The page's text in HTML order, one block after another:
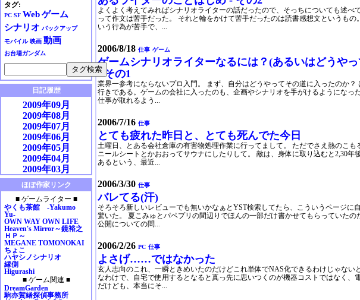
よくよく考えてみればシナリオライターの話だったので、そっちについても述べ
って作文は苦手だった。 それと輪をかけて苦手だったのは読書感想文というもの
いう行為が苦手で、...
2006/8/18 仕事 ゲーム
ゲームシナリオライターなるには？(あるいはどうや
- その1
業界一参考にならないプロ入門。 まず、自分はどうやってその道に入ったのか？
行きである。ゲームの会社に入ったのも、企画やシナリオを手がけるようになっ
仕事が取れるよう...
2006/7/16 仕事
とても疲れた昨日と、とても死んでた今日
土曜日、とある会社倉庫の有害物処理作業に行ってまして。 ただでさえ熱のこも
ニールシートとかおおってサウナにしたりして。 敵は、身体に取り込むと2,30年
あるという、最近...
2006/3/30 仕事
バレてる(汗)
そろそろ新しいレビューでも無いかなぁとYST検索してたら、こういうページに
驚いた。 夏こみゅとパペプリの間辺りでほんの一部だけ書かせてもらっていたの
公開についての問...
2006/2/26 PC 仕事
よさげ……ではなかった
玄人志向のこれ、一瞬ときめいたのだけどこれ単体でNAS化できるわけじゃない
なわけで、自宅で使用するとなると真っ先に思いつくのが機器コストではなく、
だけども、本当にそ...
タグ:
PC SF Webゲーム
シナリオ バックアップ
モバイル 映画 動画
お台場ガンダム
日記履歴
2009年09月
2009年08月
2009年07月
2009年06月
2009年05月
2009年04月
2009年03月
2009年02月
2009年01月
2008年12月
2008年11月
2008年10月
2008年09月
2008年08月
2008年07月
2008年05月
2008年04月
2008年03月
ほぼ作家リンク
■ ゲームライター ■
やくも茶館 -Yakumo
Yu-
OWN WAY OWN LIFE
Heaven's Mirror～鏡裕之
ＨＰ～
MEGANE TOMONOKAI
ちょこ
ハヤシノシナリオ
縁側
Higurashi
■ ゲーム関連 ■
DreamGarden
駒亦賀緒探偵事務所